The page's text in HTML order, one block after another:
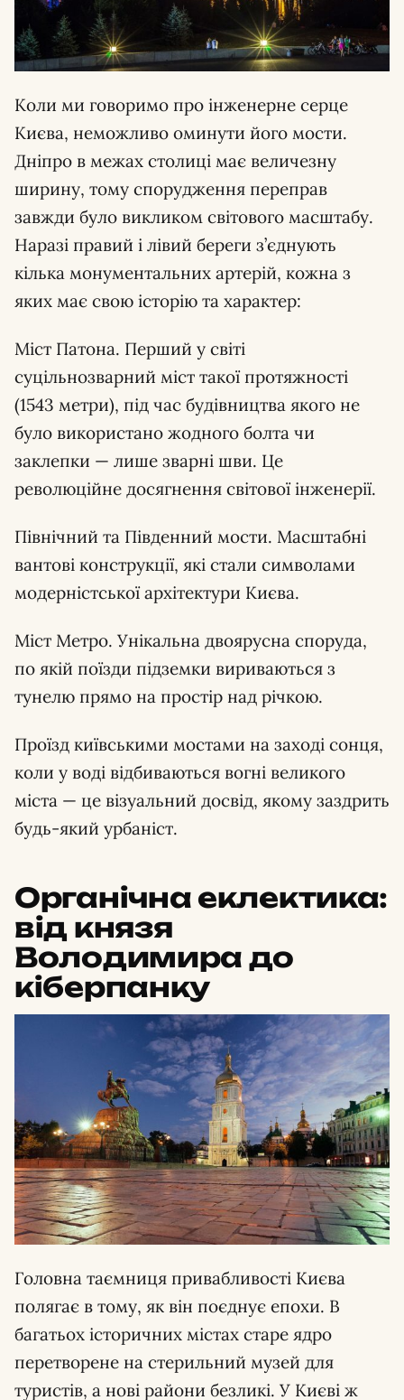
Коли ми говоримо про інженерне серце
Києва, неможливо оминути його мости.
Дніпро в межах столиці має величезну
ширину, тому спорудження переправ
завжди було викликом світового масштабу.
Наразі правий і лівий береги з’єднують
кілька монументальних артерій, кожна з
яких має свою історію та характер:
Міст Патона. Перший у світі
суцільнозварний міст такої протяжності
(1543 метри), під час будівництва якого не
було використано жодного болта чи
заклепки — лише зварні шви. Це
революційне досягнення світової інженерії.
Північний та Південний мости. Масштабні
вантові конструкції, які стали символами
модерністської архітектури Києва.
Міст Метро. Унікальна двоярусна споруда,
по якій поїзди підземки вириваються з
тунелю прямо на простір над річкою.
Проїзд київськими мостами на заході сонця,
коли у воді відбиваються вогні великого
міста — це візуальний досвід, якому заздрить
будь-який урбаніст.
Органічна еклектика:
від князя
Володимира до
кіберпанку
Головна таємниця привабливості Києва
полягає в тому, як він поєднує епохи. В
багатьох історичних містах старе ядро
перетворене на стерильний музей для
туристів, а нові райони безликі. У Києві ж